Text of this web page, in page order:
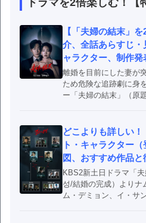
ドラマを2倍楽しむ！【
【「夫婦の結末」
介、全話あらすじ
ャラクター、制作
離婚を目前にした妻が
ため危険な追跡劇に身
ー「夫婦の結末」（原
どこよりも詳しい
ト・キャラクター
図、おすすめ作品と
KBS2新土日ドラマ「
성/結婚の完成）よりナ
ム・デミョン、イ・サ